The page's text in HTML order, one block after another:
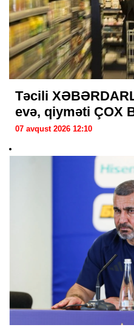
Təcili
evə, qiyməti ÇOX
07 avqust 2026 12:10